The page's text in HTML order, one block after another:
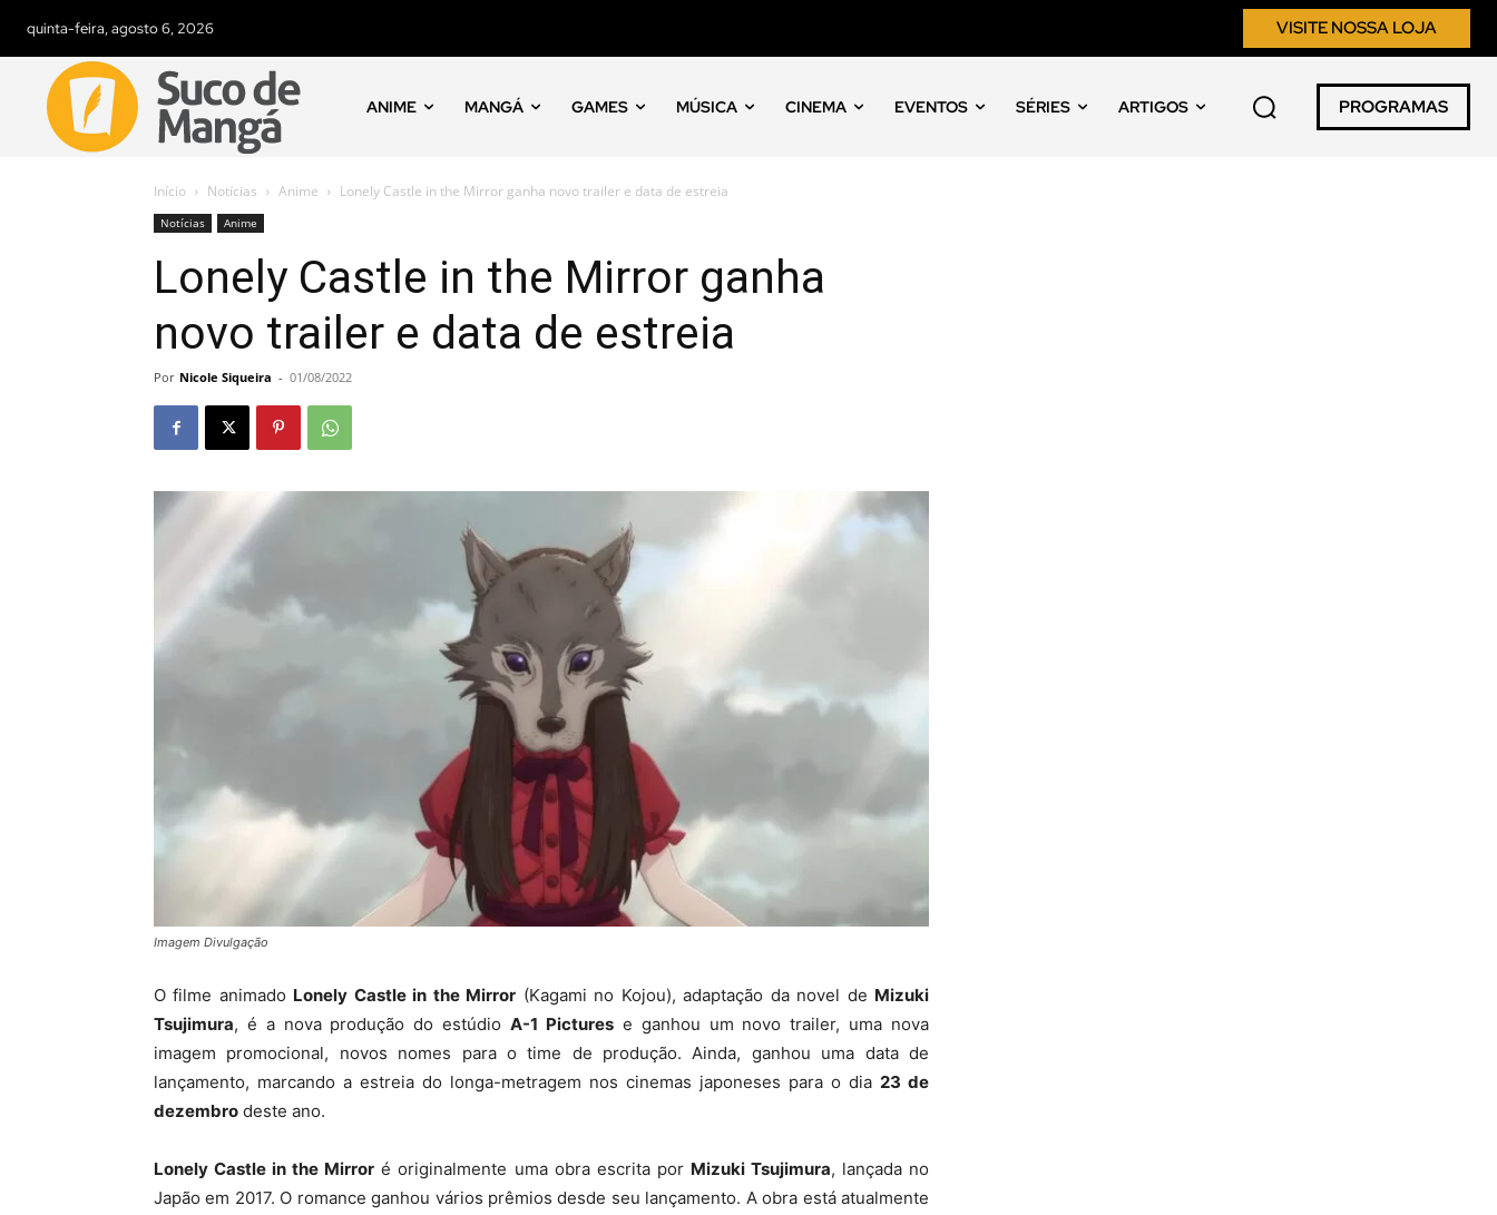
quinta-feira, agosto 6, 2026 VISITE NOSSA LOJA
ANIME MANGÁ GAMES MÚSICA CINEMA EVENTOS SÉRIES ARTIGOS PROGRAMAS
Início Notícias Anime Lonely Castle in the Mirror ganha novo trailer e data de estreia
Notícias Anime
Lonely Castle in the Mirror ganha
novo trailer e data de estreia
Por Nicole Siqueira - 01/08/2022
Imagem Divulgação
O filme animado Lonely Castle in the Mirror (Kagami no Kojou), adaptação da novel de Mizuki
Tsujimura, é a nova produção do estúdioA-1 Picturese ganhou um novo trailer, uma nova
imagem promocional, novos nomes para o time de produção. Ainda, ganhou uma data de
lançamento, marcando a estreia do longa-metragem nos cinemas japoneses para o dia 23 de
dezembro deste ano.
Lonely Castle in the Mirror é originalmente uma obra escrita por Mizuki Tsujimura, lançada no
Japão em 2017. O romance ganhou vários prêmios desde seu lançamento. A obra está atualmente